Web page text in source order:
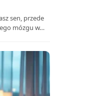
sen, przede
mózgu w…